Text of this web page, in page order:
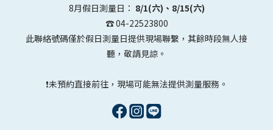
8月假日測量日： 8/1(六)、8/15(六)
☎️ 04-22523800
此聯絡號碼僅於假日測量日提供現場聯繫，其餘時段無人接
聽，敬請見諒。
❗未預約直接前往，現場可能無法提供測量服務。